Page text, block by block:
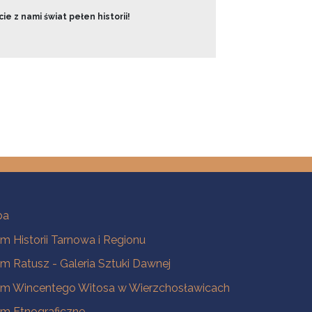
z nami świat pełen historii!
Historii Tarnowa i Regionu
Ratusz - Galeria Sztuki Dawnej
Wincentego Witosa w Wierzchosławicach